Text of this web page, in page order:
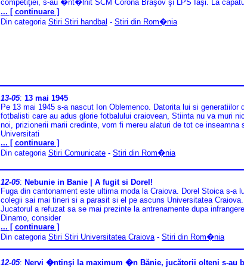
competiţiei, s-au �nt�lnit SCM Corona Braşov şi LPS Iaşi. La
... [ continuare ]
Din categoria Stiri Stiri handbal - Stiri din Rom�nia
13-05: 13 mai 1945
Pe 13 mai 1945 s-a nascut Ion Oblemenco. Datorita lui si generatiilor
fotbalisti care au adus glorie fotbalului craiovean, Stiinta nu va muri
noi, prizionerii marii credinte, vom fi mereu alaturi de tot ce inseamna
Universitati
... [ continuare ]
Din categoria Stiri Comunicate - Stiri din Rom�nia
12-05: Nebunie in Banie | A fugit si Dorel!
Fuga din cantonament este ultima moda la Craiova. Dorel Stoica s-a
colegii sai mai tineri si a parasit si el pe ascuns Universitatea Craiova.
Jucatorul a refuzat sa se mai prezinte la antrenamente dupa
Dinamo, consider
... [ continuare ]
Din categoria Stiri Stiri Universitatea Craiova - Stiri din Rom�nia
12-05: Nervi �ntinşi la maximum �n Bănie, jucătorii olteni s-au